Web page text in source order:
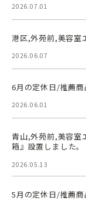
2026.07.01
港区,外苑前,美容室
2026.06.07
6月の定休日/推薦商
2026.06.01
青山,外苑前,美容室
箱』設置しました。
2026.05.13
5月の定休日/推薦商